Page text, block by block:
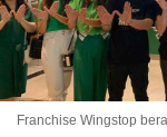
Franchise Wingstop